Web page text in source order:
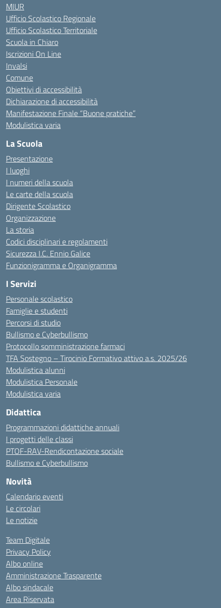
MIUR
Ufficio Scolastico Regionale
Ufficio Scolastico Territoriale
Scuola in Chiaro
Iscrizioni On Line
Invalsi
Comune
Obiettivi di accessibilità
Dichiarazione di accessibilità
Manifestazione Finale “Buone pratiche”
Modulistica varia
La Scuola
Presentazione
I luoghi
I numeri della scuola
Le carte della scuola
Dirigente Scolastico
Organizzazione
La storia
Codici disciplinari e regolamenti
Sicurezza I.C. Ennio Galice
Funzionigramma e Organigramma
I Servizi
Personale scolastico
Famiglie e studenti
Percorsi di studio
Bullismo e Cyberbullismo
Protocollo somministrazione farmaci
TFA Sostegno – Tirocinio Formativo attivo a.s. 2025/26
Modulistica alunni
Modulistica Personale
Modulistica varia
Didattica
Programmazioni didattiche annuali
I progetti delle classi
PTOF-RAV-Rendicontazione sociale
Bullismo e Cyberbullismo
Novità
Calendario eventi
Le circolari
Le notizie
Team Digitale
Privacy Policy
Albo online
Amministrazione Trasparente
Albo sindacale
Area Riservata